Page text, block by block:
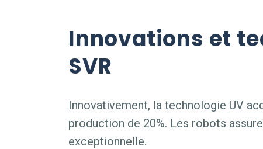
Innovations et
SVR
Innovativement, la technologie UV
production de 20%. Les robots
exceptionnelle.